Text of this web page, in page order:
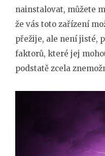
nainstalovat, můžete
že vás toto zařízení
přežije, ale není jisté,
faktorů, které jej
podstatě zcela